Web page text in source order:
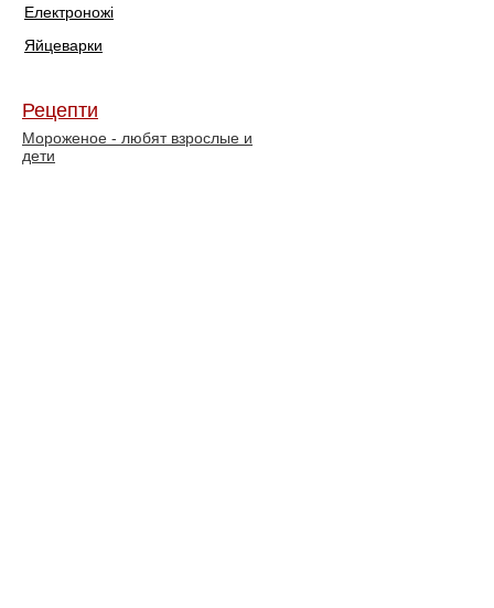
Електроножі
Яйцеварки
Рецепти
Мороженое - любят взрослые и
дети